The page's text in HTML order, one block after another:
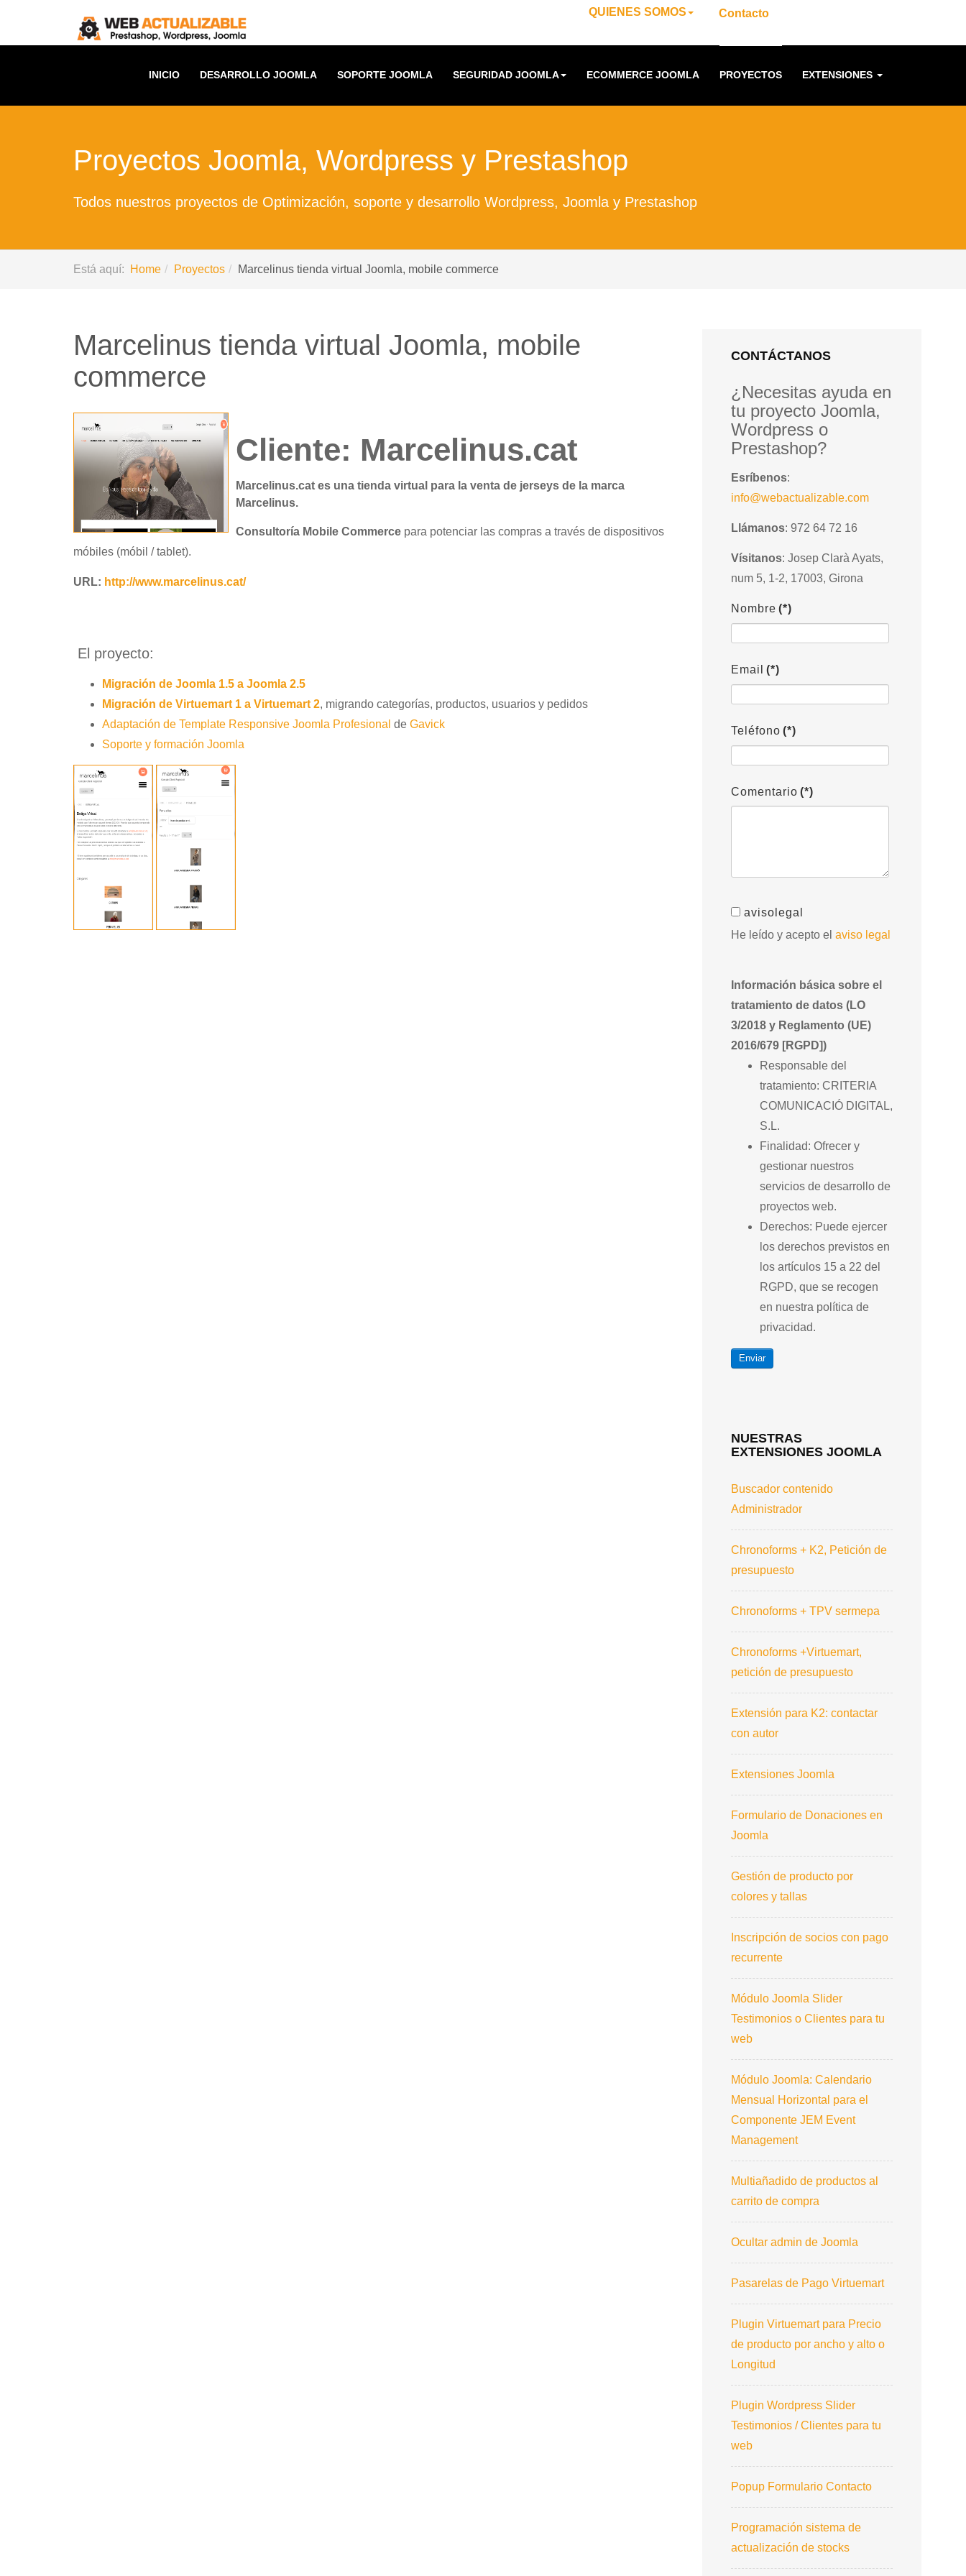
QUIENES SOMOS Contacto
INICIO DESARROLLO JOOMLA SOPORTE JOOMLA SEGURIDAD JOOMLA ECOMMERCE JOOMLA PROYECTOS EXTENSIONES
Proyectos Joomla, Wordpress y Prestashop
Todos nuestros proyectos de Optimización, soporte y desarrollo Wordpress, Joomla y Prestashop
Está aquí: Home Proyectos Marcelinus tienda virtual Joomla, mobile commerce
Marcelinus tienda virtual Joomla, mobile
commerce
Cliente: Marcelinus.cat
Marcelinus.cat es una tienda virtual para la venta de jerseys de la marca
Marcelinus.
Consultoría Mobile Commerce para potenciar las compras a través de dispositivos
móbiles (móbil / tablet).
URL: http://www.marcelinus.cat/
El proyecto:
Migración de Joomla 1.5 a Joomla 2.5
Migración de Virtuemart 1 a Virtuemart 2, migrando categorías, productos, usuarios y pedidos
Adaptación de Template Responsive Joomla Profesional de Gavick
Soporte y formación Joomla
CONTÁCTANOS
¿Necesitas ayuda en
tu proyecto Joomla,
Wordpress o
Prestashop?
Esríbenos:
info@webactualizable.com
Llámanos: 972 64 72 16
Vísitanos: Josep Clarà Ayats,
num 5, 1-2, 17003, Girona
Nombre (*)
Email (*)
Teléfono (*)
Comentario (*)
avisolegal
He leído y acepto el aviso legal
Información básica sobre el
tratamiento de datos (LO
3/2018 y Reglamento (UE)
2016/679 [RGPD])
Responsable del
tratamiento: CRITERIA
COMUNICACIÓ DIGITAL,
S.L.
Finalidad: Ofrecer y
gestionar nuestros
servicios de desarrollo de
proyectos web.
Derechos: Puede ejercer
los derechos previstos en
los artículos 15 a 22 del
RGPD, que se recogen
en nuestra política de
privacidad.
Enviar
NUESTRAS
EXTENSIONES JOOMLA
Buscador contenido
Administrador
Chronoforms + K2, Petición de
presupuesto
Chronoforms + TPV sermepa
Chronoforms +Virtuemart,
petición de presupuesto
Extensión para K2: contactar
con autor
Extensiones Joomla
Formulario de Donaciones en
Joomla
Gestión de producto por
colores y tallas
Inscripción de socios con pago
recurrente
Módulo Joomla Slider
Testimonios o Clientes para tu
web
Módulo Joomla: Calendario
Mensual Horizontal para el
Componente JEM Event
Management
Multiañadido de productos al
carrito de compra
Ocultar admin de Joomla
Pasarelas de Pago Virtuemart
Plugin Virtuemart para Precio
de producto por ancho y alto o
Longitud
Plugin Wordpress Slider
Testimonios / Clientes para tu
web
Popup Formulario Contacto
Programación sistema de
actualización de stocks